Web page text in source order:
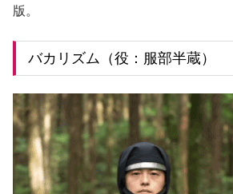
版。
バカリズム（役：服部半蔵）